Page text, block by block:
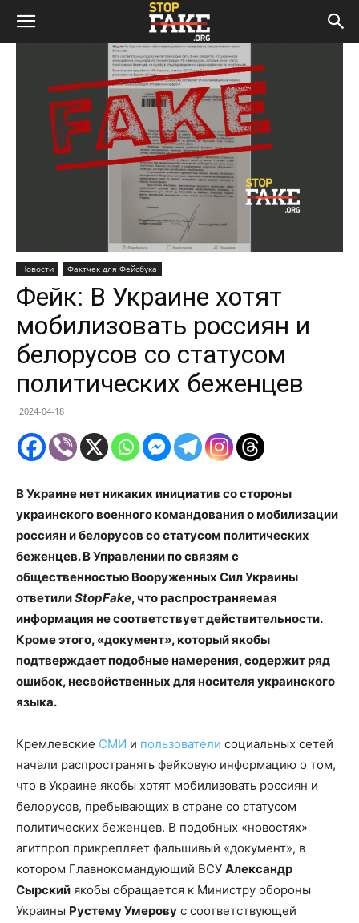
Новости Фактчек для Фейсбука
Фейк: В Украине хотят
мобилизовать россиян и
белорусов со статусом
политических беженцев
2024-04-18
В Украине нет никаких инициатив со стороны
украинского военного командования о мобилизации
россиян и белорусов со статусом политических
беженцев. В Управлении по связям с
общественностью Вооруженных Сил Украины
ответилиStopFake, что распространяемая
информация не соответствует действительности.
Кроме этого, «документ», который якобы
подтверждает подобные намерения, содержит ряд
ошибок, несвойственных для носителя украинского
языка.
Кремлевские СМИ и пользователи социальных сетей
начали распространять фейковую информацию о том,
что в Украине якобы хотят мобилизовать россиян и
белорусов, пребывающих в стране со статусом
политических беженцев. В подобных «новостях»
агитпроп прикрепляет фальшивый «документ», в
котором Главнокомандующий ВСУ Александр
Сырский якобы обращается к Министру обороны
Украины Рустему Умерову с соответствующей